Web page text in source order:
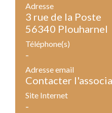
Adresse
3 rue de la Poste
56340 Plouharnel
Téléphone(s)
-
Adresse email
Contacter
Site Internet
-